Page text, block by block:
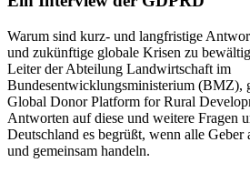
Warum sind kurz- und langfristige
und zukünftige globale Krisen zu
Leiter der Abteilung Landwirtschaft im
Bundesentwicklungsministerium (BMZ),
Global Donor Platform for Rural
Antworten auf diese und weitere Fragen
Deutschland es begrüßt, wenn alle Geber
und gemeinsam handeln.